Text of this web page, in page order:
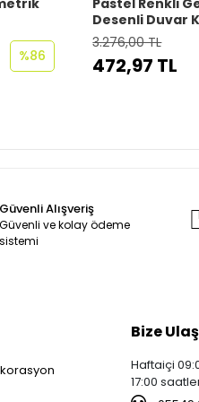
%86
Desenli Duvar
3.276,00 TL
472,97 TL
Güvenli Alışveriş
Güvenli ve kolay ödeme
sistemi
Bize
Haftaiçi
17:00